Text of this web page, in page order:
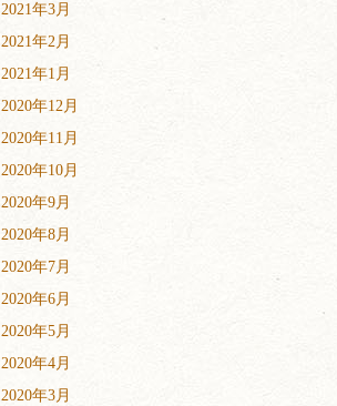
2021年3月
2021年2月
2021年1月
2020年12月
2020年11月
2020年10月
2020年9月
2020年8月
2020年7月
2020年6月
2020年5月
2020年4月
2020年3月